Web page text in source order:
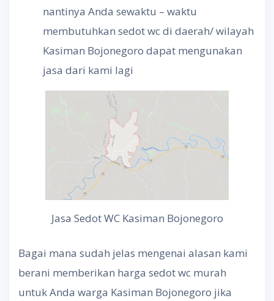
nantinya Anda sewaktu – waktu
membutuhkan sedot wc di daerah/ wilayah
Kasiman Bojonegoro dapat mengunakan
jasa dari kami lagi
Jasa Sedot WC Kasiman Bojonegoro
Bagai mana sudah jelas mengenai alasan kami
berani memberikan harga sedot wc murah
untuk Anda warga Kasiman Bojonegoro jika